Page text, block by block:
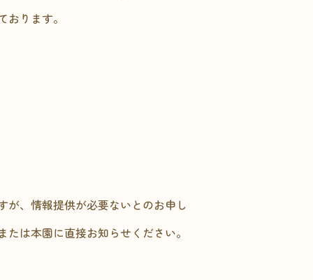
ります。
が、情報提供が必要ないとのお申し
は本園に直接お知らせください。